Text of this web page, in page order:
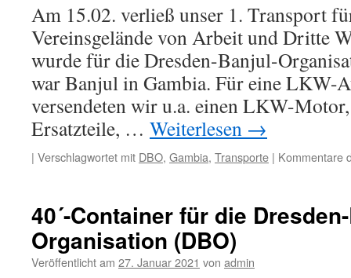
Am 15.02. verließ unser 1. Transport
Vereinsgelände von Arbeit und Dritte
wurde für die Dresden-Banjul-
war Banjul in Gambia. Für eine LKW-
versendeten wir u.a. einen LKW-
Ersatzteile, … Weiterlesen →
| Verschlagwortet mit DBO, Gambia, Transporte | Kommentare
40´-Container für die
Organisation (DBO)
Veröffentlicht am 27. Januar 2021 von admin